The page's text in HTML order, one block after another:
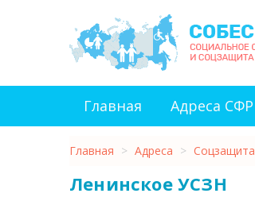
Главная Адреса СФР
Главная > Адреса > Соцзащита
Ленинское УСЗН